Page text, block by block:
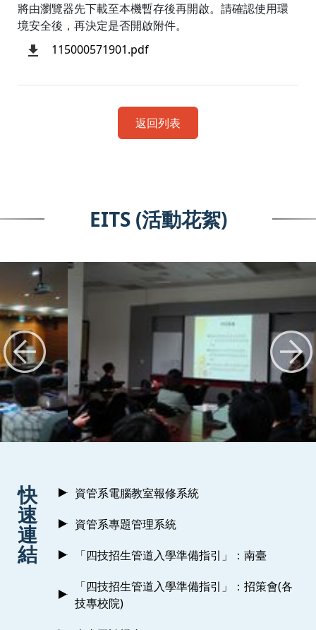
將由瀏覽器先下載至本機暫存後再開啟。請確認使用環
境安全後，再決定是否開啟附件。
115000571901.pdf
返回列表
EITS (活動花絮)
快
速
連
結
資管系電腦教室報修系統
資管系專題管理系統
「四技招生管道入學準備指引」：南臺
「四技招生管道入學準備指引」：招策會(各
技專校院)